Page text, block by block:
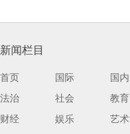
新闻栏目
首页 国际
国内
法治
社会
教育
财经
娱乐
艺术